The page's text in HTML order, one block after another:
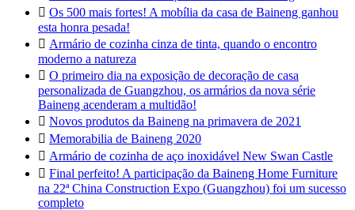
 Os 500 mais fortes! A mobília da casa de Baineng ganhou
esta honra pesada!
 Armário de cozinha cinza de tinta, quando o encontro
moderno a natureza
 O primeiro dia na exposição de decoração de casa
personalizada de Guangzhou, os armários da nova série
Baineng acenderam a multidão!
 Novos produtos da Baineng na primavera de 2021
 Memorabilia de Baineng 2020
 Armário de cozinha de aço inoxidável New Swan Castle
 Final perfeito! A participação da Baineng Home Furniture
na 22ª China Construction Expo (Guangzhou) foi um sucesso
completo